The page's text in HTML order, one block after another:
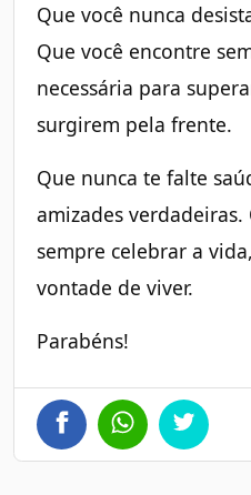
Que você nunca
Que você encontre
necessária para
surgirem pela frente.
Que nunca te falte
amizades verdadeiras.
sempre celebrar a
vontade de viver.
Parabéns!